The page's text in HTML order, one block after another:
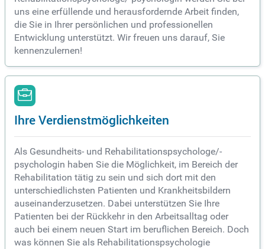
uns eine erfüllende und herausfordernde Arbeit finden,
die Sie in Ihrer persönlichen und professionellen
Entwicklung unterstützt. Wir freuen uns darauf, Sie
kennenzulernen!
Ihre Verdienstmöglichkeiten
Als Gesundheits- und Rehabilitationspsychologe/-
psychologin haben Sie die Möglichkeit, im Bereich der
Rehabilitation tätig zu sein und sich dort mit den
unterschiedlichsten Patienten und Krankheitsbildern
auseinanderzusetzen. Dabei unterstützen Sie Ihre
Patienten bei der Rückkehr in den Arbeitsalltag oder
auch bei einem neuen Start im beruflichen Bereich. Doch
was können Sie als Rehabilitationspsychologie